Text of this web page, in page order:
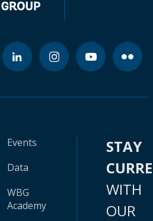
Events
Data
WBG
Academy
STAY
WITH
OUR